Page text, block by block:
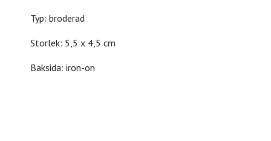
Typ: broderad
Storlek: 5,5 x 4,5 cm
Baksida: iron-on